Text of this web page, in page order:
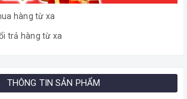
hàng từ xa
trả hàng từ xa
THÔNG TIN SẢN PHẨM